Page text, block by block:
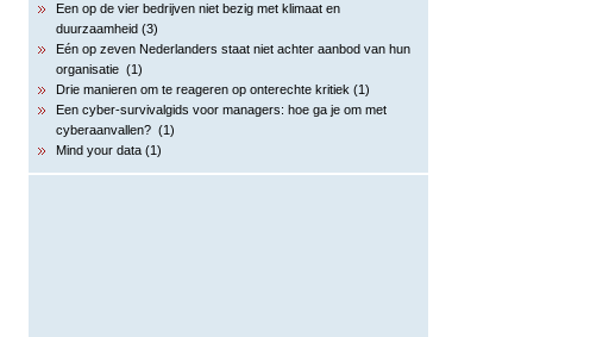
Een op de vier bedrijven niet bezig met klimaat en
duurzaamheid (3)
Eén op zeven Nederlanders staat niet achter aanbod van hun
organisatie (1)
Drie manieren om te reageren op onterechte kritiek (1)
Een cyber-survivalgids voor managers: hoe ga je om met
cyberaanvallen? (1)
Mind your data (1)